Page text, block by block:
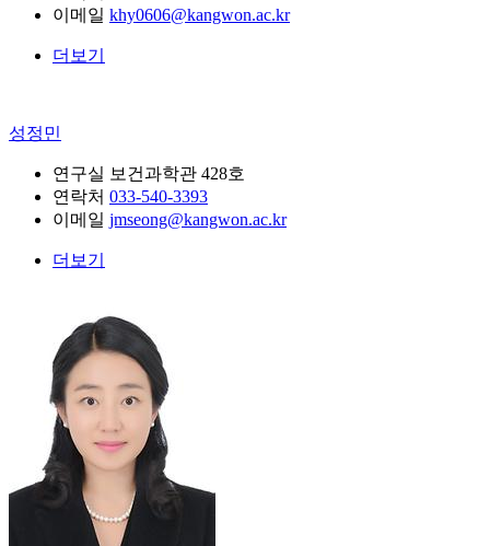
이메일 khy0606@kangwon.ac.kr
더보기
성정민
연구실 보건과학관 428호
연락처 033-540-3393
이메일jmseong@kangwon.ac.kr
더보기